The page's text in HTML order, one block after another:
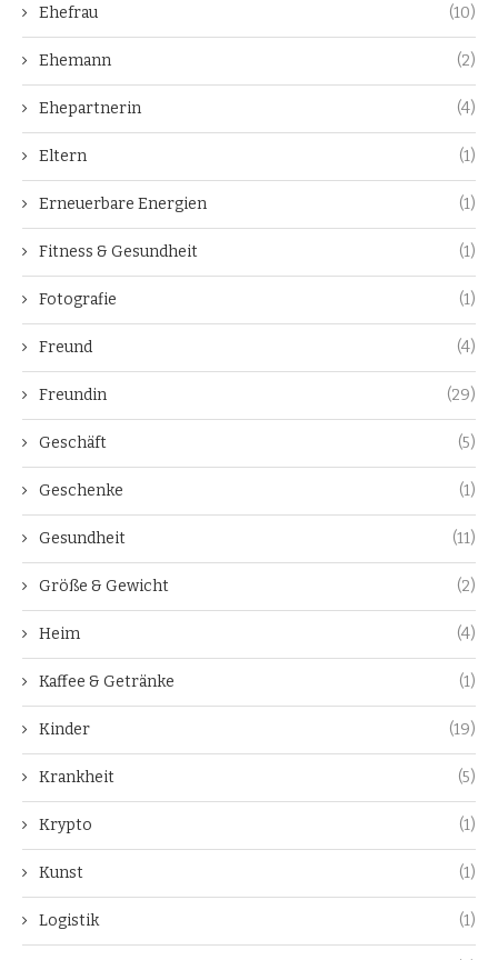
Ehefrau (10)
Ehemann (2)
Ehepartnerin (4)
Eltern (1)
Erneuerbare Energien (1)
Fitness & Gesundheit (1)
Fotografie (1)
Freund (4)
Freundin (29)
Geschäft (5)
Geschenke (1)
Gesundheit (11)
Größe & Gewicht (2)
Heim (4)
Kaffee & Getränke (1)
Kinder (19)
Krankheit (5)
Krypto (1)
Kunst (1)
Logistik (1)